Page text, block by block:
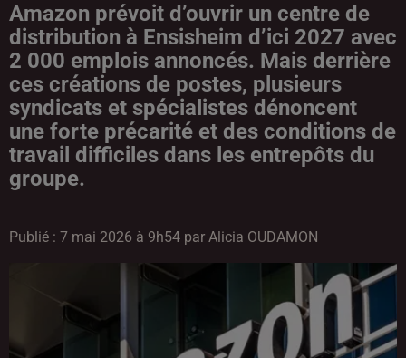
Amazon prévoit d’ouvrir un centre de
distribution à Ensisheim d’ici 2027 avec
2 000 emplois annoncés. Mais derrière
ces créations de postes, plusieurs
syndicats et spécialistes dénoncent
une forte précarité et des conditions de
travail difficiles dans les entrepôts du
Publié : 7 mai 2026 à 9h54 par Alicia OUDAMON